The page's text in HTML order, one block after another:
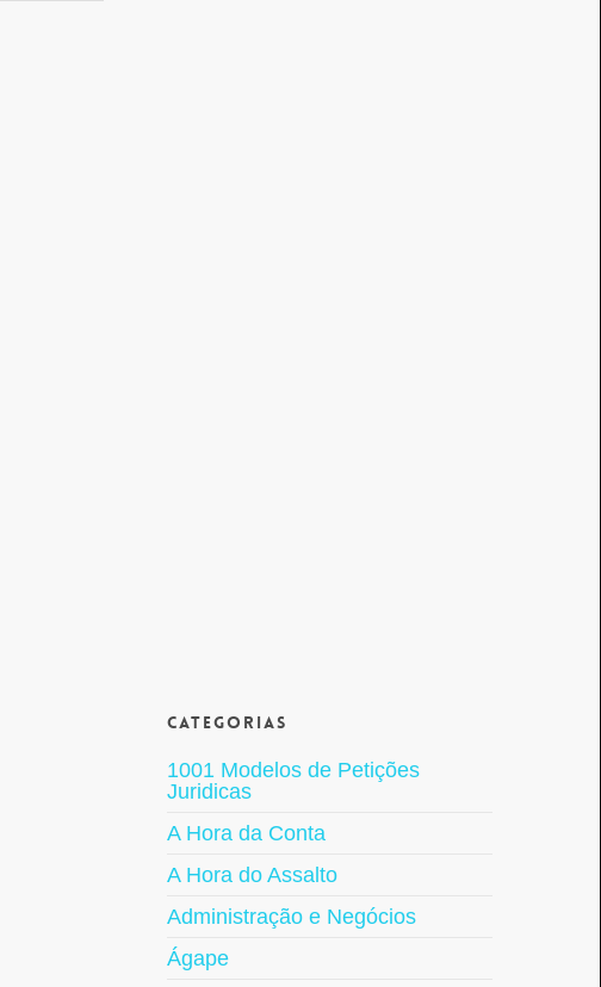
Categorias
1001 Modelos de Petições
Juridicas
A Hora da Conta
A Hora do Assalto
Administração e Negócios
Ágape